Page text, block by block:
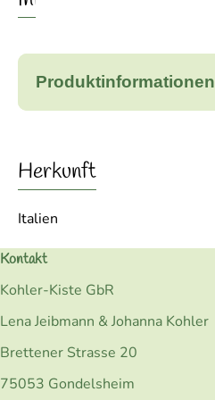
Produktinformationen
Herkunft
Italien
Kontakt
Kohler-Kiste GbR
Lena Jeibmann & Johanna Kohler
Brettener Strasse 20
75053 Gondelsheim